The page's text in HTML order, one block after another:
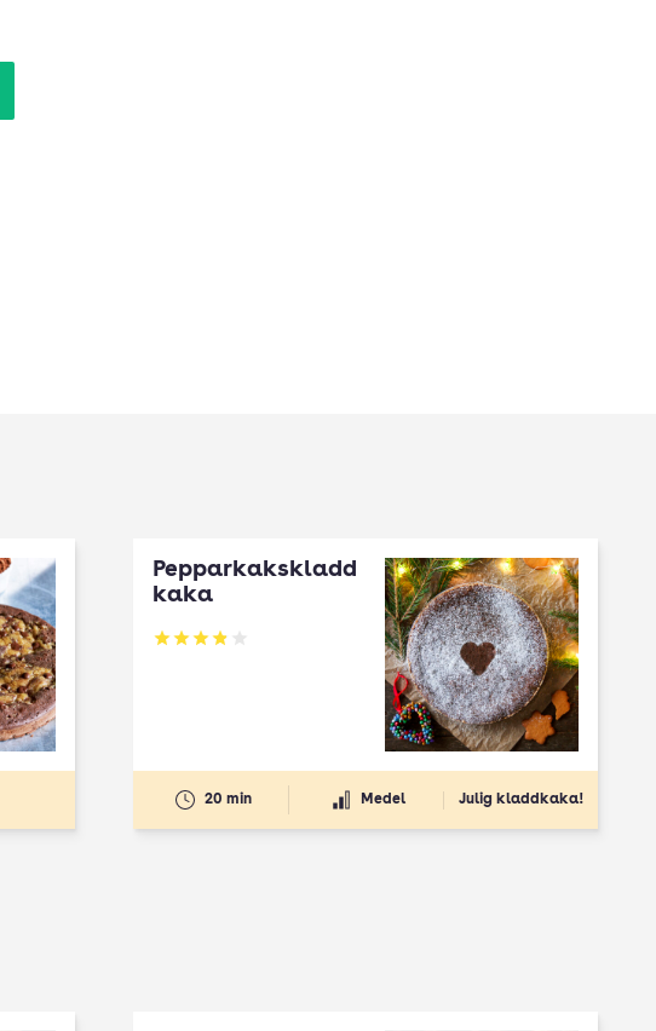
Pepparkakskladd
kaka
Betyg: 3.89 av 5
20 min Medel Julig kladdkaka!